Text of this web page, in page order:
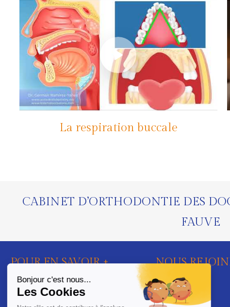
La respiration buccale
CABINET D’ORTHODONTIE DES
FAUVE
POUR EN SAVOIR +
Politique de confidentialité et charte
cookie
NOUS